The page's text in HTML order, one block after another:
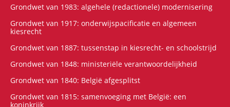
Grondwet van 1983: algehele (redactionele) modernisering
Grondwet van 1917: onderwijspacificatie en algemeen
kiesrecht
Grondwet van 1887: tussenstap in kiesrecht- en schoolstrijd
Grondwet van 1848: ministeriële verantwoordelijkheid
Grondwet van 1840: België afgesplitst
Grondwet van 1815: samenvoeging met België: een
koninkrijk